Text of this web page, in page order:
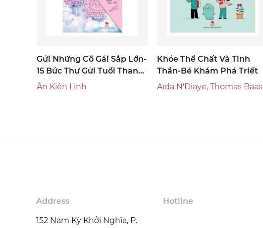
Gửi Những Cô Gái Sắp Lớn-
15 Bức Thư Gửi Tuổi Thanh
Xuân
Ân Kiện Linh
Khỏe Thể Chất Và Tinh
Thần-Bé Khám Phá Triết
Aïda N'Diaye, Thomas Baas
Address
152 Nam Kỳ Khởi Nghĩa, P.
Hotline